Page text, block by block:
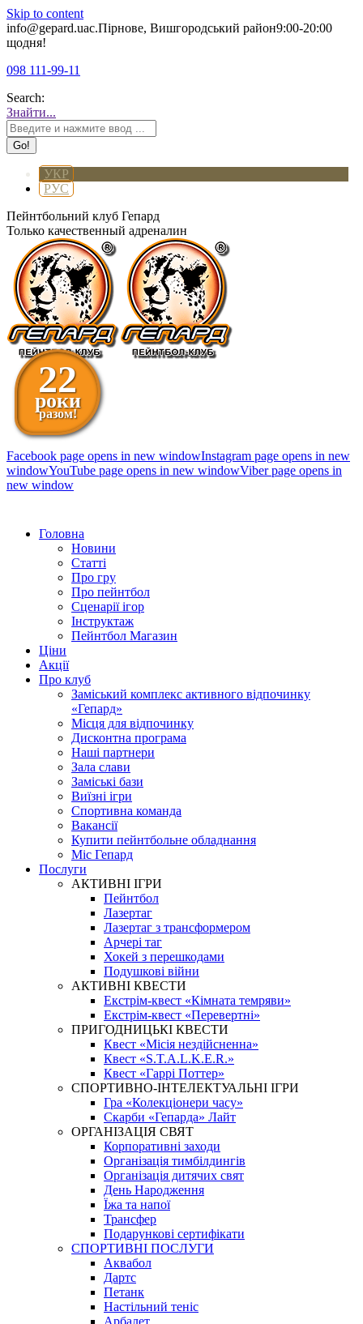
Skip to content
info@gepard.uaс.Пірнове, Вишгородський район9:00-20:00
щодня!
098 111-99-11
Search:
Знайти...
УКР
РУС
Пейнтбольний клуб Гепард
Только качественный адреналин
22
роки
разом!
Facebook page opens in new windowInstagram page opens in new
windowYouTube page opens in new windowViber page opens in
new window
Головна
Новини
Статті
Про гру
Про пейнтбол
Сценарії ігор
Інструктаж
Пейнтбол Магазин
Ціни
Акції
Про клуб
Заміський комплекс активного відпочинку
«Гепард»
Місця для відпочинку
Дисконтна програма
Наші партнери
Зала слави
Заміські бази
Виїзні ігри
Спортивна команда
Вакансії
Купити пейнтбольне обладнання
Міс Гепард
Послуги
АКТИВНІ ІГРИ
Пейнтбол
Лазертаг
Лазертаг з трансформером
Арчері таг
Хокей з перешкодами
Подушкові війни
АКТИВНІ КВЕСТИ
Екстрім-квест «Кімната темряви»
Екстрім-квест «Перевертні»
ПРИГОДНИЦЬКІ КВЕСТИ
Квест «Місія нездійсненна»
Квест «S.T.A.L.K.E.R.»
Квест «Гаррі Поттер»
СПОРТИВНО-ІНТЕЛЕКТУАЛЬНІ ІГРИ
Гра «Колекціонери часу»
Скарби «Гепарда» Лайт
ОРГАНІЗАЦІЯ СВЯТ
Корпоративні заходи
Організація тимбілдингів
Організація дитячих свят
День Народження
Їжа та напої
Трансфер
Подарункові сертифікати
СПОРТИВНІ ПОСЛУГИ
Аквабол
Дартс
Петанк
Настільний теніс
Арбалет